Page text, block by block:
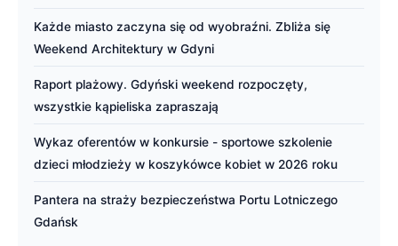
Każde miasto zaczyna się od wyobraźni. Zbliża się
Weekend Architektury w Gdyni
Raport plażowy. Gdyński weekend rozpoczęty,
wszystkie kąpieliska zapraszają
Wykaz oferentów w konkursie - sportowe szkolenie
dzieci młodzieży w koszykówce kobiet w 2026 roku
Pantera na straży bezpieczeństwa Portu Lotniczego
Gdańsk